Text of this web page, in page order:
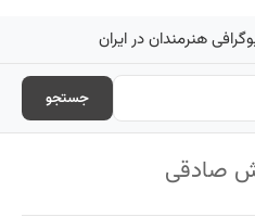
هنرمندان در ایران
جستجو
صادقی